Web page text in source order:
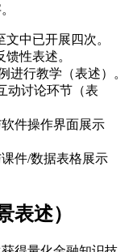
中已开展四次。
性表述。
进行教学（表述）。
动讨论环节（表
件操作界面展示
件/数据表格展示
表述）